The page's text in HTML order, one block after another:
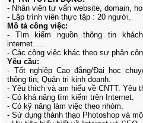
- Nhân viên tư vấn website, domain,
- Lập trình viên thực tập : 20 người.
Mô tả công việc:
- Tìm kiếm nguồn thông tin
internet.....
- Các công việc khác theo sự phân
Yêu cầu:
- Tốt nghiệp Cao đẳng/Đại học
thông tin; Quản trị kinh doanh.
- Yêu thích và am hiểu về CNTT. Yêu
- Có khả năng tìm kiếm trên Internet.
- Có kỹ năng làm việc theo nhóm.
- Sử dụng thành thạo Photoshop và